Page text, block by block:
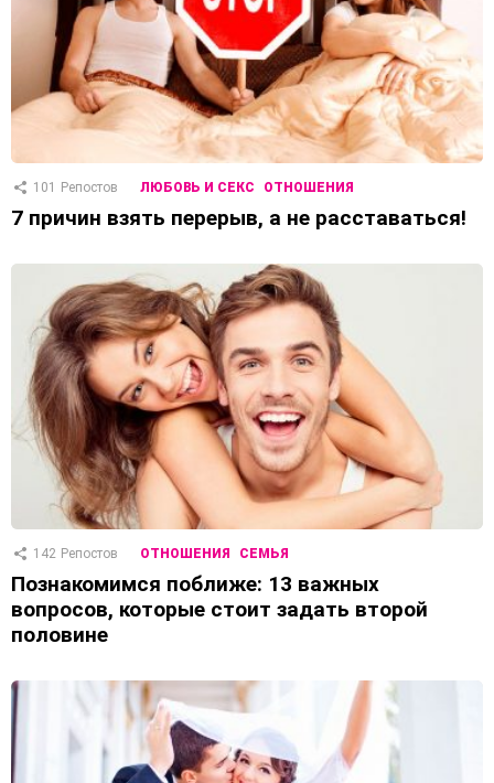
101 Репостов ЛЮБОВЬ И СЕКС ОТНОШЕНИЯ
7 причин взять перерыв, а не расставаться!
142 Репостов ОТНОШЕНИЯ СЕМЬЯ
Познакомимся поближе: 13 важных
вопросов, которые стоит задать второй
половине